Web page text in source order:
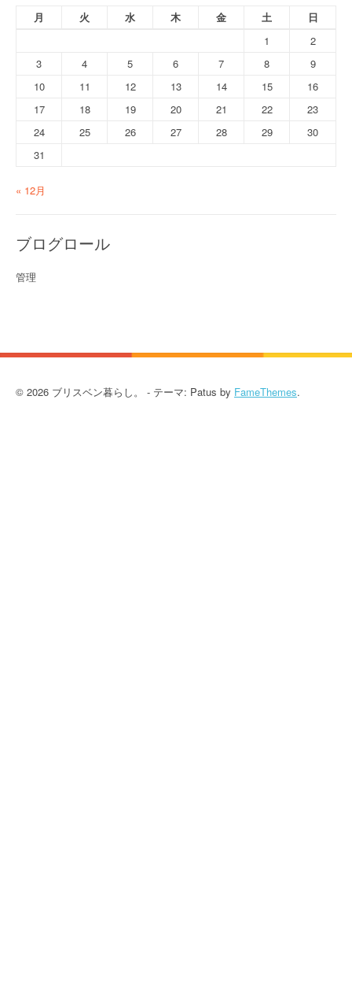
月 火 水 木 金 土
日
1
2
3
4 5 6 7 8
9
10
11 12 13 14 15
16
17
18 19 20 21 22
23
24
25 26 27 28 29
30
31
« 12月
ブログロール
管理
© 2026 ブリスベン暮らし。 - テーマ: Patus by FameThemes.